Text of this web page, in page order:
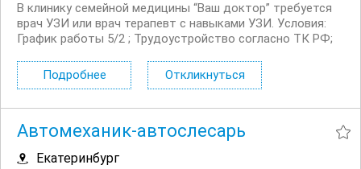
В клинику семейной медицины “Ваш доктор” требуется
врач УЗИ или врач терапевт с навыками УЗИ. Условия:
График работы 5/2 ; Трудоустройство согласно ТК РФ;
календарных дней; Рабочее место по адресу
Техническая,94; Комфортные условия труда...
Подробнее Откликнуться
Автомеханик-автослесарь
Екатеринбург